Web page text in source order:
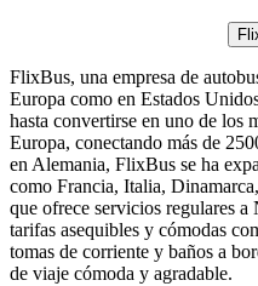
FlixBus, una empresa de
Europa como en Estados
hasta convertirse en uno de los
Europa, conectando más de
en Alemania, FlixBus se ha
como Francia, Italia,
que ofrece servicios regulares
tarifas asequibles y cómodas
tomas de corriente y baños a
de viaje cómoda y agradable.